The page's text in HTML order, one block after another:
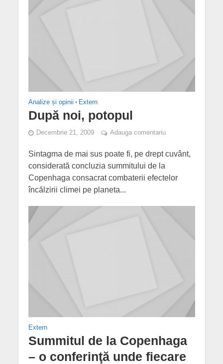
Analize și opinii • Extern
După noi, potopul
Decembrie 21, 2009 Adauga comentariu
Sintagma de mai sus poate fi, pe drept cuvânt,
considerată concluzia summitului de la
Copenhaga consacrat combaterii efectelor
încălzirii climei pe planeta...
Extern
Summitul de la Copenhaga
– o conferinţă unde fiecare